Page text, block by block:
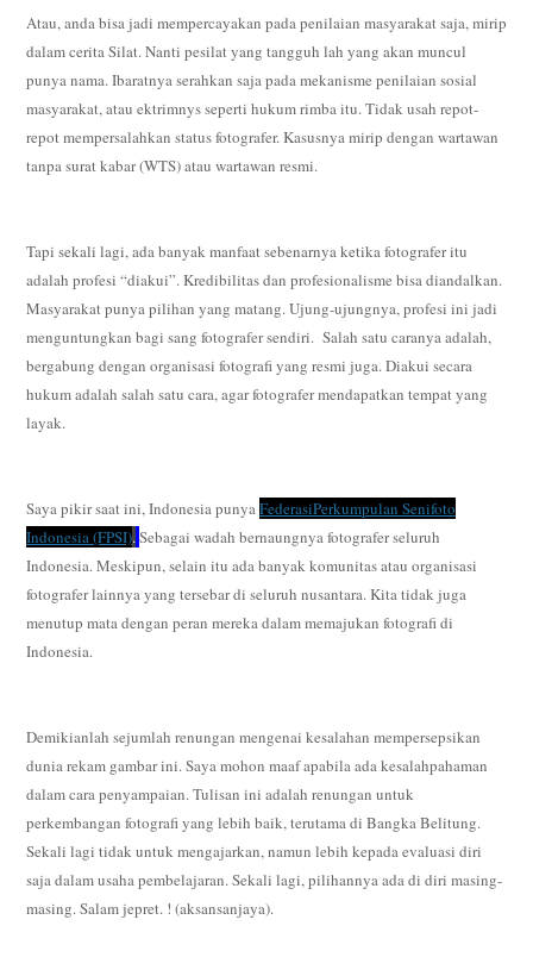
Atau, anda bisa jadi mempercayakan pada penilaian masyarakat saja, mirip
dalam cerita Silat. Nanti pesilat yang tangguh lah yang akan muncul
punya nama. Ibaratnya serahkan saja pada mekanisme penilaian sosial
masyarakat, atau ektrimnys seperti hukum rimba itu. Tidak usah repot-
repot mempersalahkan status fotografer. Kasusnya mirip dengan wartawan
tanpa surat kabar (WTS) atau wartawan resmi.
Tapi sekali lagi, ada banyak manfaat sebenarnya ketika fotografer itu
adalah profesi “diakui”. Kredibilitas dan profesionalisme bisa diandalkan.
Masyarakat punya pilihan yang matang. Ujung-ujungnya, profesi ini jadi
menguntungkan bagi sang fotografer sendiri. Salah satu caranya adalah,
bergabung dengan organisasi fotografi yang resmi juga. Diakui secara
hukum adalah salah satu cara, agar fotografer mendapatkan tempat yang
layak.
Saya pikir saat ini, Indonesia punyaFederasiPerkumpulan Senifoto
Indonesia (FPSI).Sebagai wadah bernaungnya fotografer seluruh
Indonesia. Meskipun, selain itu ada banyak komunitas atau organisasi
fotografer lainnya yang tersebar di seluruh nusantara. Kita tidak juga
menutup mata dengan peran mereka dalam memajukan fotografi di
Indonesia.
Demikianlah sejumlah renungan mengenai kesalahan mempersepsikan
dunia rekam gambar ini. Saya mohon maaf apabila ada kesalahpahaman
dalam cara penyampaian. Tulisan ini adalah renungan untuk
perkembangan fotografi yang lebih baik, terutama di Bangka Belitung.
Sekali lagi tidak untuk mengajarkan, namun lebih kepada evaluasi diri
saja dalam usaha pembelajaran. Sekali lagi, pilihannya ada di diri masing-
masing. Salam jepret. ! (aksansanjaya).